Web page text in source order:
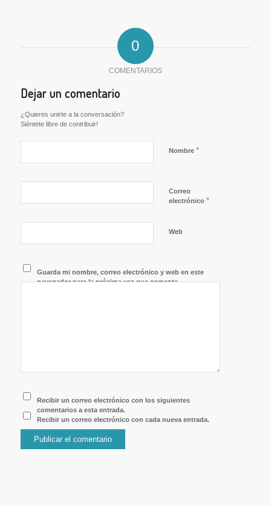
0
COMENTARIOS
Dejar un comentario
¿Quieres unirte a la conversación?
Siéntete libre de contribuir!
Nombre *
Correo
electrónico *
Web
Guarda mi nombre, correo electrónico y web en este
navegador para la próxima vez que comente.
Recibir un correo electrónico con los siguientes
comentarios a esta entrada.
Recibir un correo electrónico con cada nueva entrada.